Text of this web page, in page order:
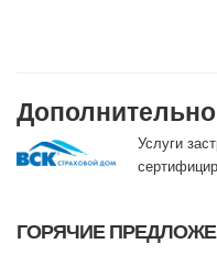
Услуги
ГОРЯЧИЕ